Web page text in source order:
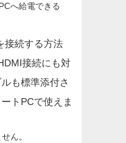
へ給電できる
接続する方法
接続にも対
も標準添付さ
トPCで使えま
ん。